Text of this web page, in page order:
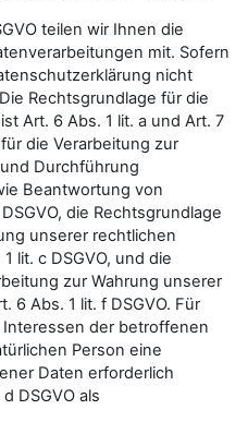
teilen wir Ihnen die
mit. Sofern
nicht
Rechtsgrundlage für die
Art. 6 Abs. 1 lit. a und Art. 7
die Verarbeitung zur
Durchführung
Beantwortung von
die Rechtsgrundlage
unserer rechtlichen
lit. c DSGVO, und die
zur Wahrung unserer
6 Abs. 1 lit. f DSGVO. Für
der betroffenen
Person eine
Daten erforderlich
DSGVO als